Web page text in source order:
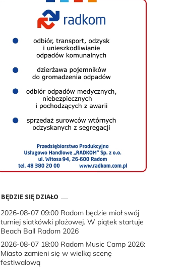
BĘDZIE SIĘ DZIAŁO
2026-08-07 09:00Radom będzie miał swój
turniej siatkówki plażowej. W piątek startuje
Beach Ball Radom 2026
2026-08-07 18:00Radom Music Camp 2026:
Miasto zamieni się w wielką scenę
festiwalową